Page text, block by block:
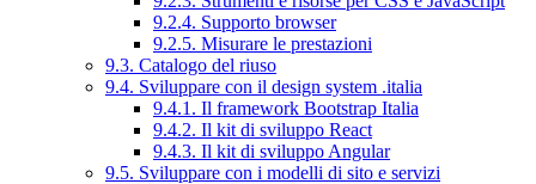
9.2.4. Supporto browser
9.2.5. Misurare le prestazioni
9.3. Catalogo del riuso
9.4. Sviluppare con il design system .italia
9.4.1. Il framework Bootstrap Italia
9.4.2. Il kit di sviluppo React
9.4.3. Il kit di sviluppo Angular
9.5. Sviluppare con i modelli di sito e servizi